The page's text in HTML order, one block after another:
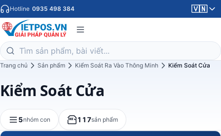
Hotline 0935 498 384 🇻🇳
Trang chủ Sản phẩm Kiểm Soát Ra Vào Thông Minh Kiểm Soát Cửa
Kiểm Soát Cửa
5nhóm con 117sản phẩm